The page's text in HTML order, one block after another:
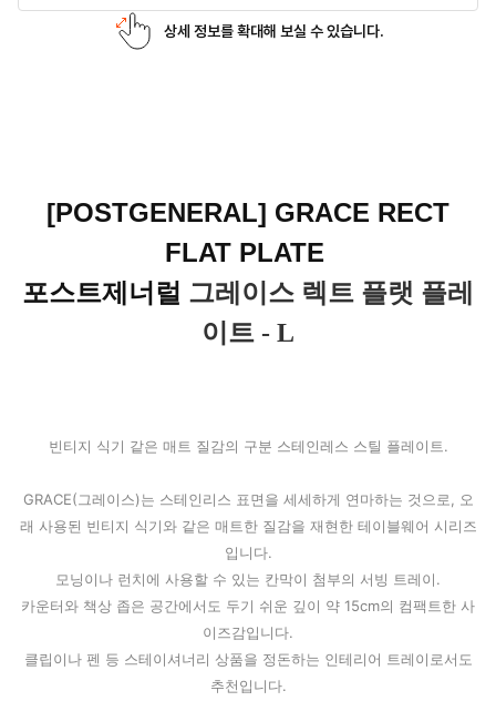
상세 정보를 확대해 보실 수 있습니다.
[POSTGENERAL] GRACE RECT
FLAT PLATE
포스트제너럴 그레이스 렉트 플랫 플레
이트 - L
빈티지 식기 같은 매트 질감의 구분 스테인레스 스틸 플레이트.
GRACE(그레이스)는 스테인리스 표면을 세세하게 연마하는 것으로, 오
래 사용된 빈티지 식기와 같은 매트한 질감을 재현한 테이블웨어 시리즈
입니다.
모닝이나 런치에 사용할 수 있는 칸막이 첨부의 서빙 트레이.
카운터와 책상 좁은 공간에서도 두기 쉬운 깊이 약 15cm의 컴팩트한 사
이즈감입니다.
클립이나 펜 등 스테이셔너리 상품을 정돈하는 인테리어 트레이로서도
추천입니다.